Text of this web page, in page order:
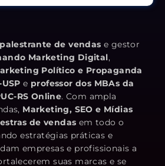
palestrante de vendas e gestor
Marketing Digital,
Político e Propaganda
e professor dos MBAs da
RS Online. Com ampla
Marketing, SEO e Mídias
de vendas em todo o
estratégias práticas e
empresas e profissionais a
suas marcas e se